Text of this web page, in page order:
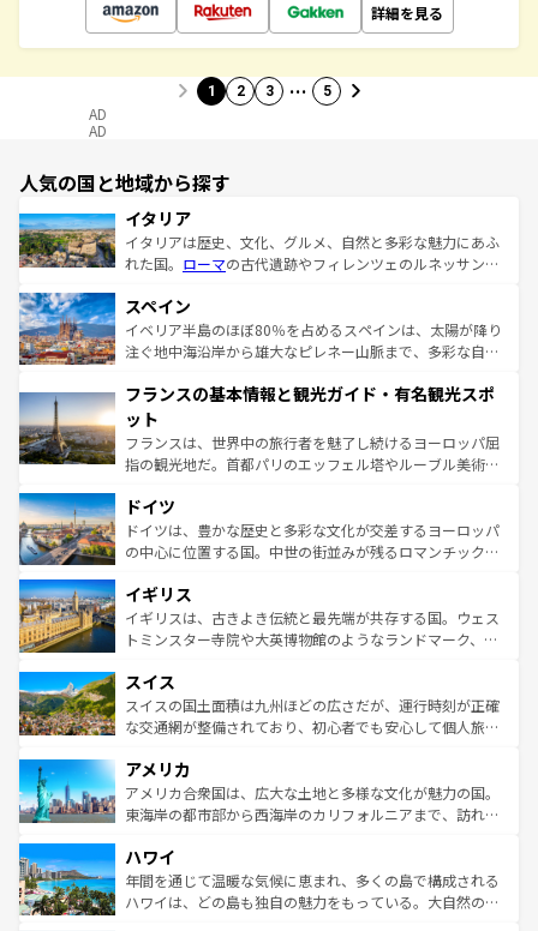
詳細を見る
1 2 3 … 5
AD
AD
人気の国と地域から探す
イタリア
イタリアは歴史、文化、グルメ、自然と多彩な魅力にあふ
れた国。 ローマの古代遺跡やフィレンツェのルネッサンス
ろん、トスカーナの美しい田園風景やアマルフィ海岸の絶
景など、自然景観も見逃せない。観光の合間には、本場の
ピザやパスタなど、絶品のイタリア料理を堪能することも
ませてくれるイタリアで、忘れられない旅をしてみよう！
なお、新着のイタリア情報は
しい。
スペイン
イベリア半島のほぼ80％を占めるスペインは、太陽が降り
注ぐ地中海沿岸から雄大なピレネー山脈まで、多彩な自然
文化が根付くこの国では、情熱的なフラメンコ、熱気あふ
れる闘牛、そして美味しいタパスが生活の一部となってい
る。首都マドリードの洗練された雰囲気や、バルセロナの
アートに溢れた街角から、地方では古代ローマ遺跡や中世
せる。地方によって風土や気候が異なるスペインはその個
性で訪れる人を魅了する。 なお、新着のスペイン情報は コ
ンテンツ一覧を参照してほしい。
フランスの基本情報と観光ガイド・有名観光スポ
ット
フランスは、世界中の旅行者を魅了し続けるヨーロッパ屈
指の観光地だ。首都パリのエッフェル塔やルーブル美術館
で、幅広い魅力が詰まっている。華麗な宮殿、歴史的な大
聖堂、美しいビーチ、そして豊かな自然が、訪れる者を心
から魅了する。また、フランスは美食の国としても知ら
いる。シャンパンの発祥地であるランス、プロヴァンスの
香り高いラベンダー畑など、多彩な楽しみ方が可能だ。さ
らに、パリ以外の地域にも魅力が溢れており、どの街角に
れる地方に足を運ぶとそれぞれで全く異なる文化を体験で
きるだろう。 なお、新着のフランス情報はコンテンツ一覧
を参照してほしい。
ドイツ
ドイツは、豊かな歴史と多彩な文化が交差するヨーロッパ
の中心に位置する国。中世の街並みが残るロマンチック街
顔を持つこの国は、どこを歩いても飽きることがない。ベ
ルリンの文化的活気、バイエルン州のアルプスの絶景、そ
してライン川沿いのワイン畑といった風景は必見。ビール
は、お酒好きな人にはぜひ体験してほしい。 なお、新着の
ドイツ情報はコンテンツ一覧を参照してほしい。
イギリス
イギリスは、古きよき伝統と最先端が共存する国。ウェス
トミンスター寺院や大英博物館のようなランドマーク、歴
リアごとに異なる魅力がある。また、優雅なアフタヌーン
ティー、ビール好きにはたまらない英国パブ、サッカー観
戦など、本場だからこそできる体験も豊富。イギリスを旅
ンツ一覧を参照してほしい。
スイス
スイスの国土面積は九州ほどの広さだが、運行時刻が正確
な交通網が整備されており、初心者でも安心して個人旅行
の建物がそのまま残る町や、スイスならではのユニークな
博物館もあり、アルプス観光だけでなく町歩きも満喫する
ことができる。国民の所得が高いため物価も高いが、旅行
ば市内交通費無料で観光を楽しむこともできる。 なお、新
着のスイス情報はコンテンツ一覧 を参照してほしい。
アメリカ
アメリカ合衆国は、広大な土地と多様な文化が魅力の国。
東海岸の都市部から西海岸のカリフォルニアまで、訪れる
のような巨大都市は、観光、ショッピング、エンターテイ
ンメントが詰まった刺激的なスポットだ。一方、アメリカ
西部には大自然が広がり、グランドキャニオンやイエロー
ハワイ
年間を通じて温暖な気候に恵まれ、多くの島で構成される
ハワイは、どの島も独自の魅力をもっている。大自然の神